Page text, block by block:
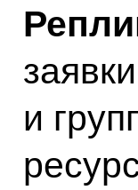
и